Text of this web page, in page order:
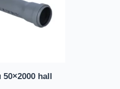
50×2000 hall